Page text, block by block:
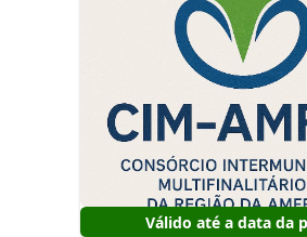
Válido até a data da